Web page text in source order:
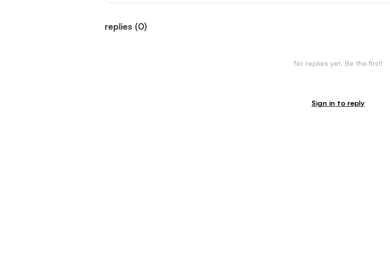
replies (0)
No replies yet. Be the first!
Sign in to reply